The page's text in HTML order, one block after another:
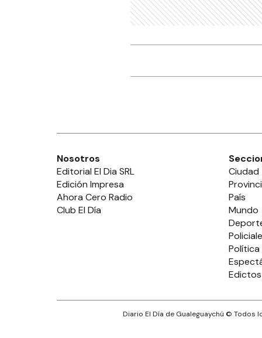
Nosotros
Editorial El Dia SRL
Edición Impresa
Ahora Cero Radio
Club El Día
Ciudad
País
Mundo
Política
Edictos
Diario El Día de Gualeguaychú © Todos